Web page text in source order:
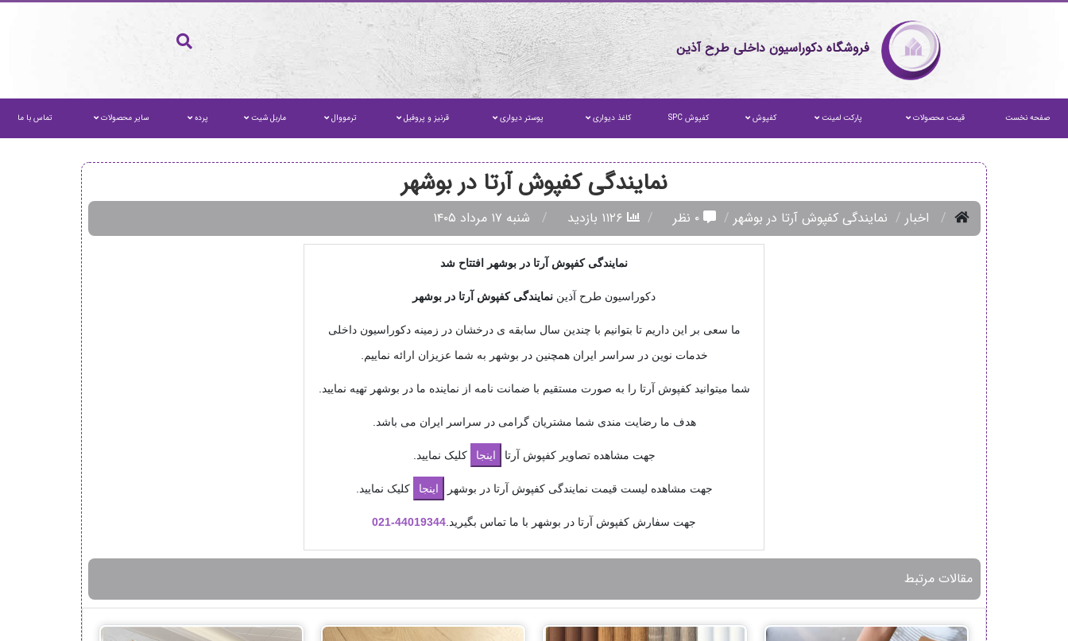
فروشگاه دکوراسیون داخلی طرح آذین
صفحه نخست قیمت محصولات پارکت لمینت کفپوش کفپوش SPC کاغذ دیواری پوستر دیواری قرنیز و پروفیل ترمووال ماربل شیت پرده سایر محصولات تماس با ما
نمایندگی کفپوش آرتا در بوشهر
اخبار نمایندگی کفپوش آرتا در بوشهر ۰ نظر شنبه ۱۷ مرداد ۱۴۰۵
نمایندگی کفپوش آرتا در بوشهر افتتاح شد
دکوراسیون طرح آذین نمایندگی کفپوش آرتا در بوشهر
ما سعی بر این داریم تا بتوانیم با چندین سال سابقه ی درخشان در زمینه دکوراسیون داخلی
خدمات نوین در سراسر ایران همچنین در بوشهر به شما عزیزان ارائه نماییم.
شما میتوانید کفپوش آرتا را به صورت مستقیم با ضمانت نامه از نماینده ما در بوشهر تهیه نمایید.
هدف ما رضایت مندی شما مشتریان گرامی در سراسر ایران می باشد.
جهت مشاهده تصاویر کفپوش آرتا کلیک نمایید.
جهت مشاهده لیست قیمت نمایندگی کفپوش آرتا در بوشهر کلیک نمایید.
جهت سفارش کفپوش آرتا در بوشهر با ما تماس بگیرید. 44019344-
021
مقالات مرتبط